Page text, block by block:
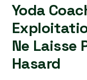
Yoda
Ne Laisse
Hasard